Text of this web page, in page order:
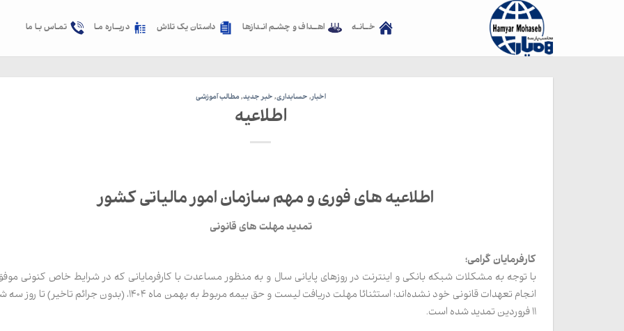
خــانـه اهــداف و چشـم انـدازها داستان یک تلاش دربــاره مـا تمـاس بـا ما
اخبار, حسابداری, خبر جدید,مطالب آموزشی
اطلاعیه
اطلاعیه های فوری و مهم سازمان امور مالیاتی کشور
تمدید مهلت های قانونی
کارفرمایان گرامی؛
با توجه به مشکلات شبکه بانکی و اینترنت در روزهای پایانی سال و به منظور مساعدت با کارفرمایانی که در شرایط خاص کنونی
انجام تعهدات قانونی خود نشده‌اند؛ استثنائا مهلت دریافت لیست و حق بیمه مربوط به بهمن ماه ۱۴۰۴، (بدون جرائم
۱۱ فروردین تمدید شده است.